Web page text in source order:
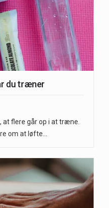
du træner
at flere går op i at træne.
om at løfte…